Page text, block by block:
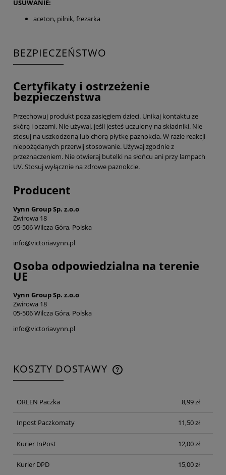
USUWANIE:
aceton, pilnik, frezarka
BEZPIECZEŃSTWO
Certyfikaty i ostrzeżenie
bezpieczeństwa
Przechowuj produkt poza zasięgiem dzieci. Unikaj kontaktu ze
skórą i oczami. Nie używaj, jeśli jesteś uczulony na składniki. Nie
stosuj na uszkodzoną lub chorą płytkę paznokcia. W razie reakcji
niepożądanych przerwij stosowanie. Używaj zgodnie z
przeznaczeniem. Nie otwieraj butelki na słońcu ani przy lampach
UV. Stosuj wyłącznie na zdrowe paznokcie.
Producent
Vynn Group Sp. z.o.o
Żwirowa 18
05-506 Wilcza Góra, Polska
info@victoriavynn.pl
Osoba odpowiedzialna na terenie
UE
Vynn Group Sp. z.o.o
Żwirowa 18
05-506 Wilcza Góra, Polska
info@victoriavynn.pl
KOSZTY DOSTAWY
CENA NIE ZAWIERA EWENTUALNYCH KOSZTÓW
ORLEN Paczka
8,99 zł
Inpost Paczkomaty 11,50 zł
Kurier InPost 12,00 zł
Kurier DPD 15,00 zł